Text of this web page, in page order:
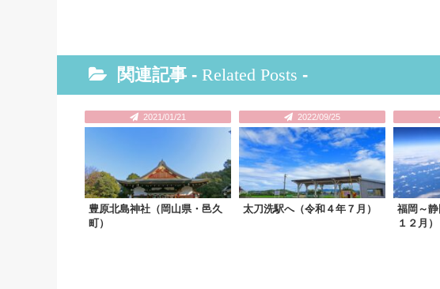
関連記事 - Related Posts -
2021/01/21
豊原北島神社（岡山県・邑久
町）
2022/09/25
太刀洗駅へ（令和４年７月）
福岡～
１２月）